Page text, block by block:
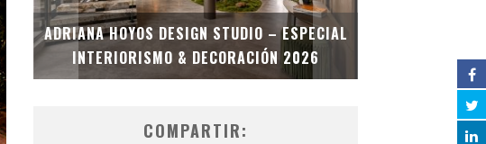
ADRIANA HOYOS DESIGN STUDIO – ESPECIAL
INTERIORISMO & DECORACIÓN 2026
COMPARTIR: